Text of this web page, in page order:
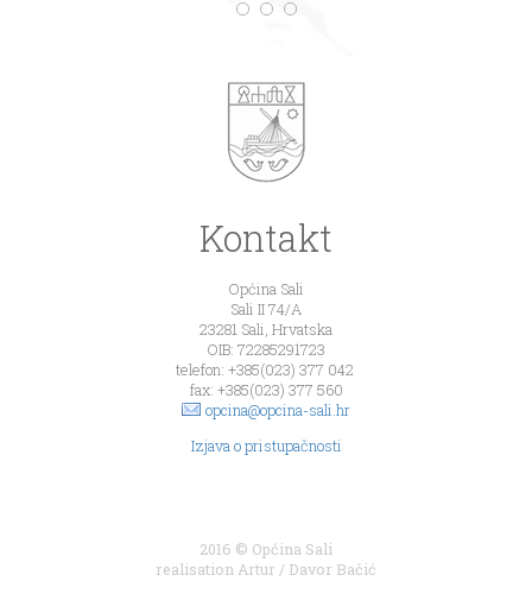
Kontakt
Općina Sali
Sali II 74/A
23281 Sali, Hrvatska
OIB: 72285291723
telefon: +385(023) 377 042
fax: +385(023) 377 560
opcina@opcina-sali.hr
Izjava o pristupačnosti
2016 © Općina Sali
realisation Artur / Davor Bačić